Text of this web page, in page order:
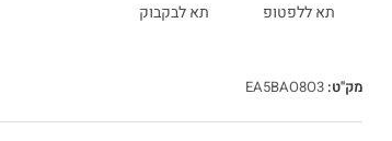
תא ללפטופ תא לבקבוק
מק"ט:EA5BAO8O3